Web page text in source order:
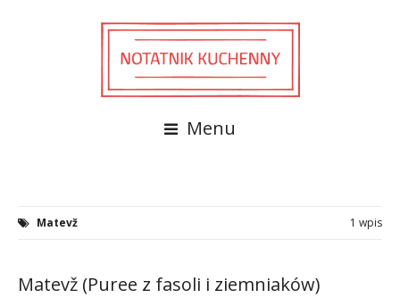
Menu
Matevž 1 wpis
Matevž (Puree z fasoli i ziemniaków)